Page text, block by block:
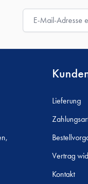
E-Mail-Adresse
Lieferung
Vertrag
Kontakt